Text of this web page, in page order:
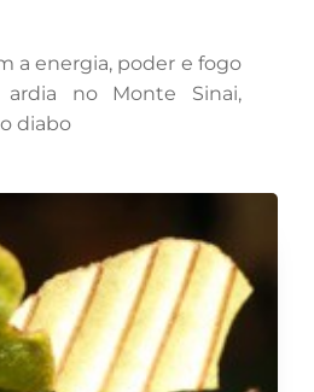
a energia, poder e fogo
no Monte Sinai,
diabo